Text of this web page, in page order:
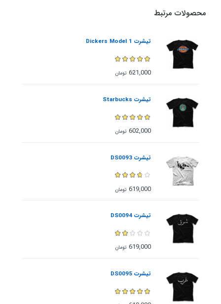
محصولات مرتبط
تیشرت Dickers Model 1
621,000 تومان
تیشرت Starbucks
602,000 تومان
تیشرت DS0093
619,000 تومان
تیشرت DS0094
619,000 تومان
تیشرت DS0095